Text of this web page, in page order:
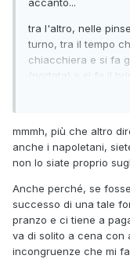
accanto...
tra l'altro, nelle
turno, tra il tempo
chiacchiera e si fa
(portata) e si fa il
che mangi così
e certo, almeno
non ti possono
ma questa è più la
siamo portatori di
mmmh, più che altro
anche i napoletani,
non lo siate proprio
Anche perché, se
successo di una tale
pranzo e ci tiene a
va di solito a cena con
incongruenze che mi